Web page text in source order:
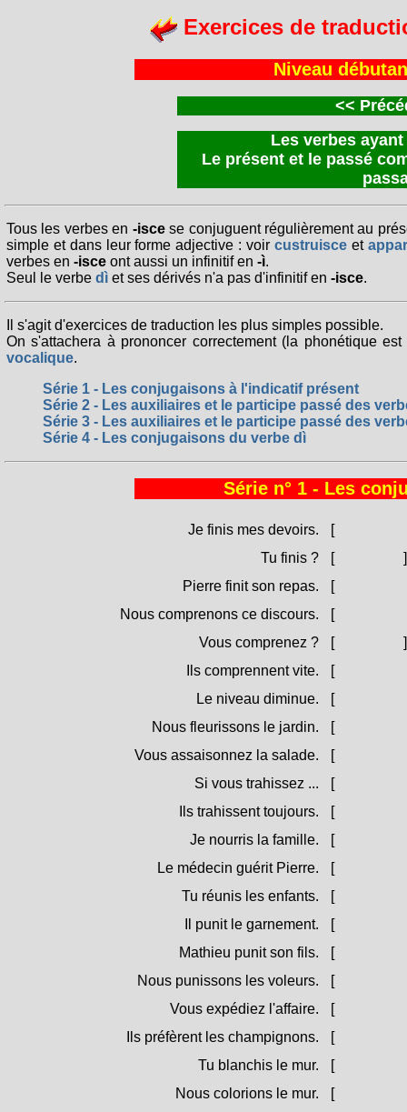
Exercices de
Niveau
<<
Les verbes
Le présent et le passé
Tous les verbes en -iscese conjuguent régulièrement au
simple et dans leur forme adjective : voir custruisceet
verbes en -isce ont aussi un infinitif en -ì.
Seul le verbe dì et ses dérivés n'a pas d'infinitif en -isce.
Il s'agit d'exercices de traduction les plus simples possible.
On s'attachera à prononcer correctement (la phonétique
vocalique.
Série 1 - Les conjugaisons à l'indicatif présent
Série 2 - Les auxiliaires et le participe passé des
Série 3 - Les auxiliaires et le participe passé des
Série 4 - Les conjugaisons du verbe dì
Série n° 1 - Les
Je finis mes devoirs. [
Tu finis ?
[
]
Pierre finit son repas.
[
Nous comprenons ce discours.
[
Vous comprenez ?
[
]
Ils comprennent vite.
[
Le niveau diminue.
[
Nous fleurissons le jardin.
[
Vous assaisonnez la salade.
[
Si vous trahissez ...
[
Ils trahissent toujours.
[
Je nourris la famille.
[
Le médecin guérit Pierre.
[
Tu réunis les enfants.
[
Il punit le garnement.
[
Mathieu punit son fils.
[
Nous punissons les voleurs.
[
Vous expédiez l'affaire.
[
Ils préfèrent les champignons.
[
Tu blanchis le mur.
[
Nous colorions le mur.
[